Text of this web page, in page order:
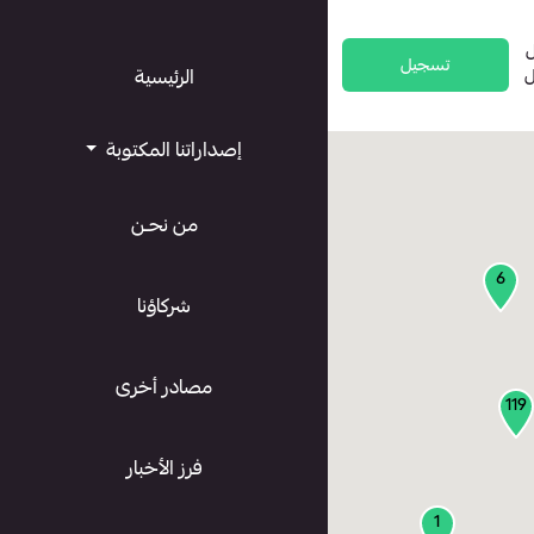
تسجيل
119
6
1
الرئيسية
إصداراتنا المكتوبة
من نحـن
شركاؤنا
مصادر أخرى
فرز الأخبار